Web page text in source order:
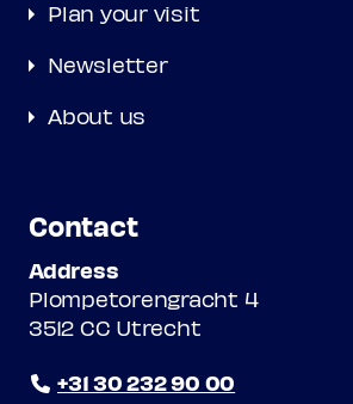
Plan your visit
Newsletter
About us
Contact
Address
Plompetorengracht 4
3512 CC Utrecht
+31 30 232 90 00